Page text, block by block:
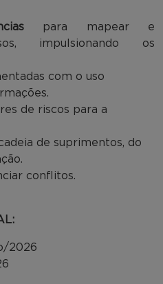
para mapear e
impulsionando os
com o uso
de riscos para a
de suprimentos, do
conflitos.
2026